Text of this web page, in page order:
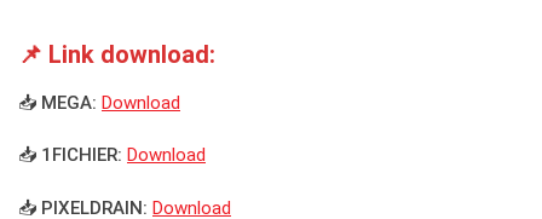
📌 Link download:
📥 MEGA: Download
📥 1FICHIER: Download
📥 PIXELDRAIN: Download